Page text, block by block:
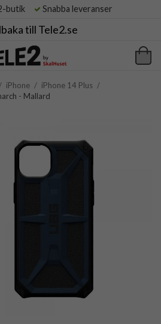
butik Snabba leveranser
till Tele2.se
/ iPhone / iPhone 14 Plus /
- Mallard